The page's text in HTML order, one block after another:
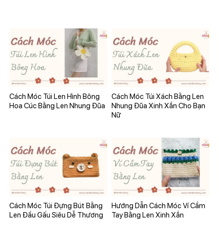
Cách Móc Túi Len Hình Bông
Hoa Cúc Bằng Len Nhung Đũa
Cách Móc Túi Xách Bằng Len
Nhung Đũa Xinh Xắn Cho Bạn
Nữ
Cách Móc Túi Đựng Bút Bằng
Len Đầu Gấu Siêu Dễ Thương
Hướng Dẫn Cách Móc Ví Cầm
Tay Bằng Len Xinh Xắn